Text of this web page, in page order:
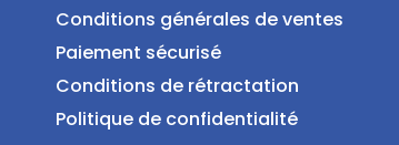
Conditions générales de ventes
Paiement sécurisé
Conditions de rétractation
Politique de confidentialité